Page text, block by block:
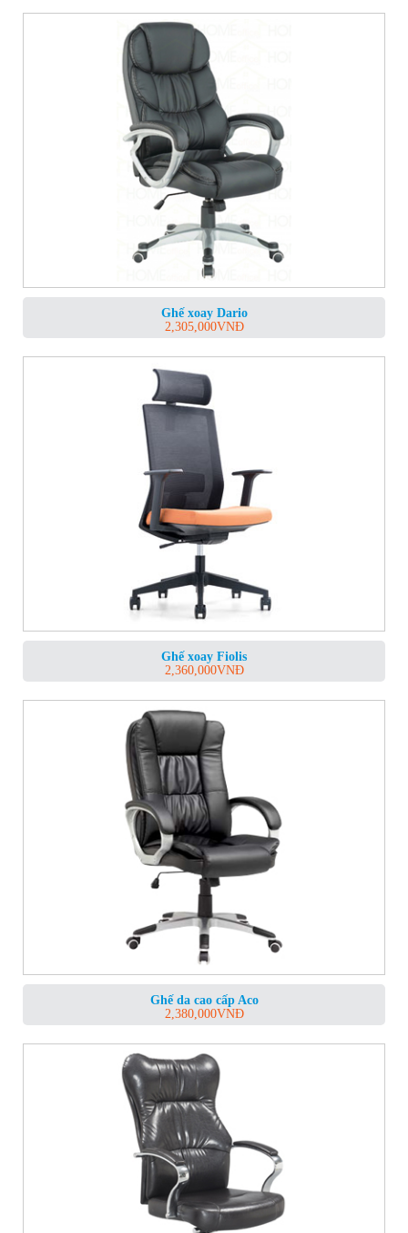
Ghế xoay Dario
2,305,000VNĐ
Ghế xoay Fiolis
2,360,000VNĐ
Ghế da cao cấp Aco
2,380,000VNĐ